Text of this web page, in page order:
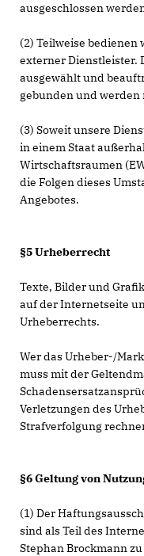
ausgeschlossen
(2) Teilweise
externer Dienstleister.
ausgewählt und
gebunden und
(3) Soweit unsere
in einem Staat
Wirtschaftsraumen
die Folgen dieses
Angebotes.
§5 Urheberrecht
Texte, Bilder und
auf der Internetseite
Urheberrechts.
Wer das Urheber-/
muss mit der
Verletzungen des
Strafverfolgung
§6 Geltung von
(1) Der
sind als Teil des
Stephan Brockmann